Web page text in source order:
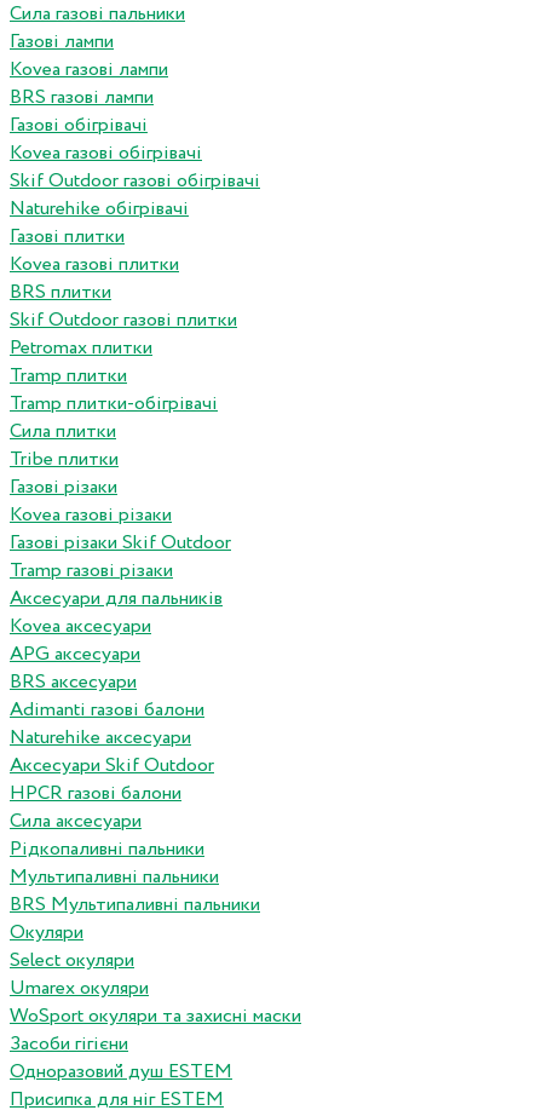
Сила газові пальники
Газові лампи
Kovea газові лампи
BRS газові лампи
Газові обігрівачі
Kovea газові обігрівачі
Skif Outdoor газові обігрівачі
Naturehike обігрівачі
Газові плитки
Kovea газові плитки
BRS плитки
Skif Outdoor газові плитки
Petromax плитки
Tramp плитки
Tramp плитки-обігрівачі
Сила плитки
Tribe плитки
Газові різаки
Kovea газові різаки
Газові різаки Skif Outdoor
Tramp газові різаки
Аксесуари для пальників
Kovea аксесуари
APG аксесуари
BRS аксесуари
Adimanti газові балони
Naturehike аксесуари
Аксесуари Skif Outdoor
HPCR газові балони
Сила аксесуари
Рідкопаливні пальники
Мультипаливні пальники
BRS Мультипаливні пальники
Окуляри
Select окуляри
Umarex окуляри
WoSport окуляри та захисні маски
Засоби гігієни
Одноразовий душ ESTEM
Присипка для ніг ESTEM